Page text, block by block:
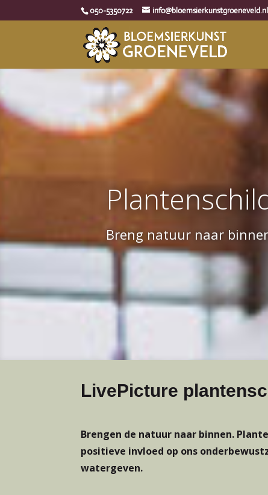
050-5350722 info@bloemsierkunstgroeneveld.nl
Breng natuur naar
LivePicture
Brengen de natuur naar binnen.
positieve invloed op ons
watergeven.